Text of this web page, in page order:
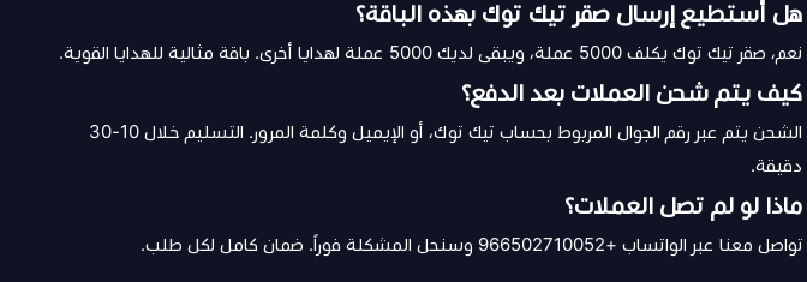
هل أستطيع إرسال صقر تيك توك بهذه الباقة؟
نعم، صقر تيك توك يكلف 5000 عملة، ويبقى لديك 5000 عملة لهدايا أخرى. باقة مثالية للهدايا القوية.
كيف يتم شحن العملات بعد الدفع؟
الشحن يتم عبر رقم الجوال المربوط بحساب تيك توك، أو الإيميل وكلمة المرور. التسليم خلال 10-30
دقيقة.
ماذا لو لم تصل العملات؟
تواصل معنا عبر الواتساب +966502710052 وسنحل المشكلة فوراً. ضمان كامل لكل طلب.